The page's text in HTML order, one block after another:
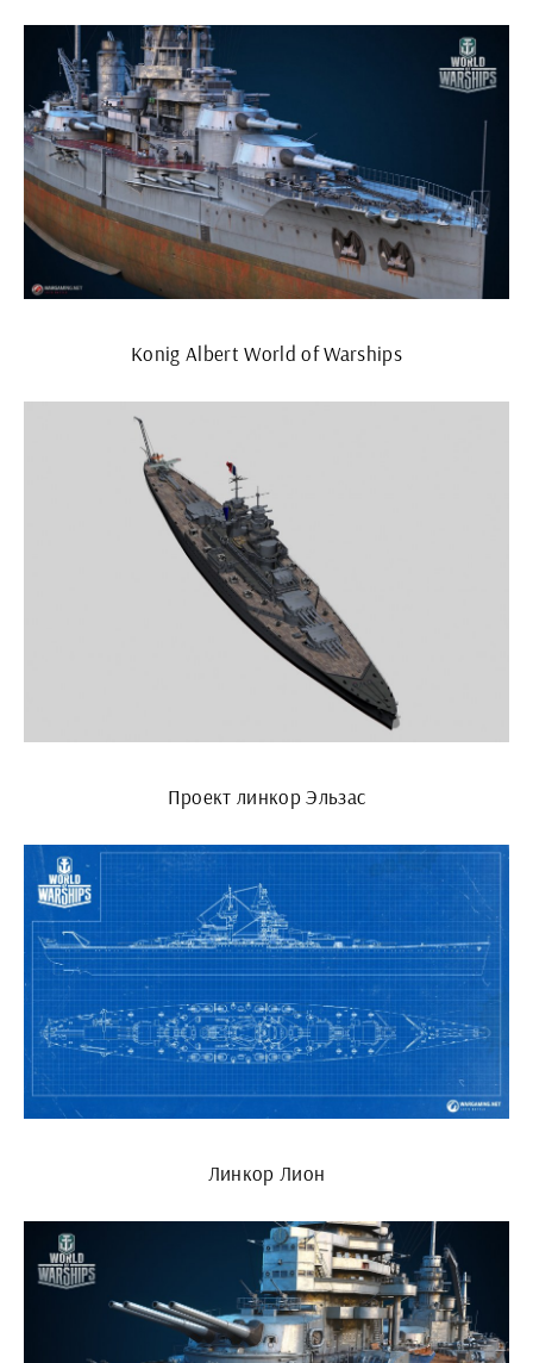
Konig Albert World of Warships
Проект линкор Эльзас
Линкор Лион